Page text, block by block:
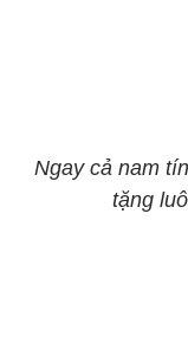
Ngay cả nam
tặng